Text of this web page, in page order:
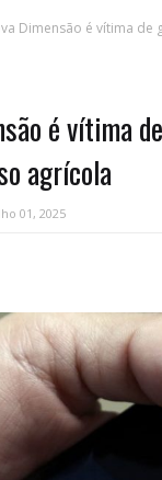
Dimensão é vítima de
é vítima
agrícola
01, 2025